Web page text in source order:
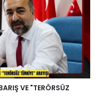
VE "TERÖRSÜZ